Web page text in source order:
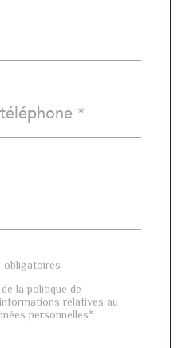
obligatoires
la politique de
relatives au
personnelles*